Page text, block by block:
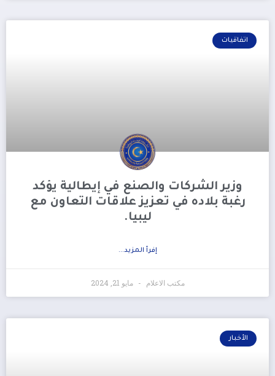
اتفاقيات
وزير الشركات والصنع في إيطالية يؤكد
رغبة بلاده في تعزيز علاقات التعاون مع
ليبيا.
إفرأ المزيد...
مكتب الاعلام مايو 21, 2024
الأخبار